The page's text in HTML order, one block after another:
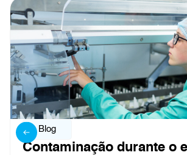
Blog
Contaminação durante o